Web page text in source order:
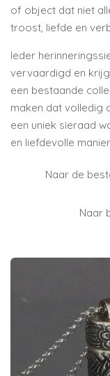
of object dat niet
troost, liefde en
Ieder
vervaardigd en
een bestaande
maken dat volledig
een uniek sieraad
en liefdevolle
Naar de
Naar